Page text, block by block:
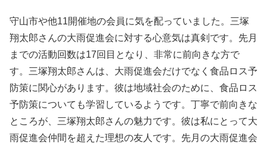
守山市や他11開催地の会員に気を配っていました。三塚
翔太郎さんの大雨促進会に対する心意気は真剣です。先月
までの活動回数は17回目となり、非常に前向きな方で
す。三塚翔太郎さんは、大雨促進会だけでなく食品ロス予
防策に関心があります。彼は地域社会のために、食品ロス
予防策についても学習しているようです。丁寧で前向きな
ところが、三塚翔太郎さんの魅力です。彼は私にとって大
雨促進会仲間を超えた理想の友人です。先月の大雨促進会